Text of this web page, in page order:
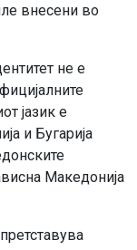
внесени во
не е
јазик е
и Бугарија
Македонија